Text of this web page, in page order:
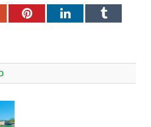
PinterestLinkedInTumblr